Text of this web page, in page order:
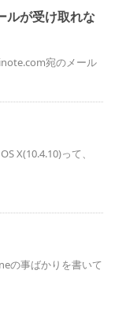
が受け取れな
宛のメール
X(10.4.10)って、
の事ばかりを書いて